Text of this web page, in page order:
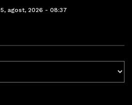
5, agost, 2026 - 08:37